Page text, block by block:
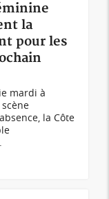
la
pour les
mardi à
la Côte